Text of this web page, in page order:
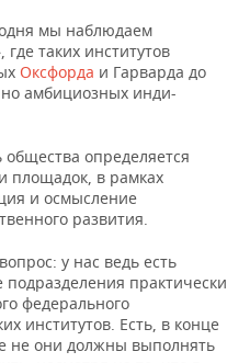
мы наблюдаем
таких институтов
Оксфорда и Гарварда до
амбициозных инди-
общества определяется
площадок, в рамках
и осмысление
развития.
у нас ведь есть
практически
федерального
институтов. Есть, в конце
не они должны выполнять